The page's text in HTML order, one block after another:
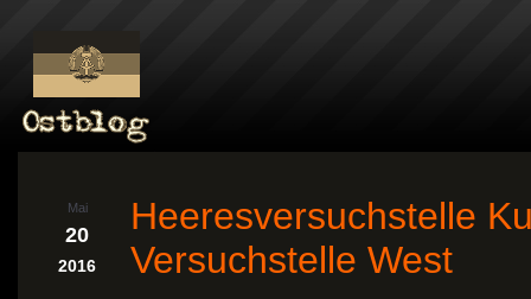
Mai
20
2016
Heeresversuchstelle
Versuchstelle West